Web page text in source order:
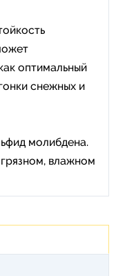
оптимальный
снежных и
молибдена.
влажном